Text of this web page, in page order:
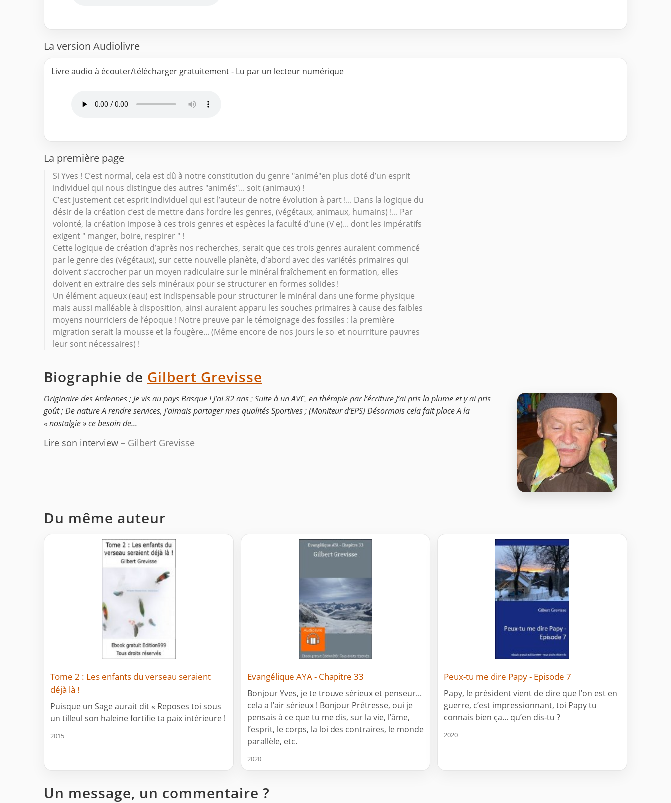
La version Audiolivre
Livre audio à écouter/télécharger gratuitement - Lu par un lecteur numérique
La première page
Si Yves ! C’est normal, cela est dû à notre constitution du genre "animé"en plus doté d’un esprit
individuel qui nous distingue des autres "animés"... soit (animaux) !
C’est justement cet esprit individuel qui est l’auteur de notre évolution à part !... Dans la logique du
désir de la création c’est de mettre dans l’ordre les genres, (végétaux, animaux, humains) !... Par
volonté, la création impose à ces trois genres et espèces la faculté d’une (Vie)... dont les impératifs
exigent " manger, boire, respirer " !
Cette logique de création d’après nos recherches, serait que ces trois genres auraient commencé
par le genre des (végétaux), sur cette nouvelle planète, d’abord avec des variétés primaires qui
doivent s’accrocher par un moyen radiculaire sur le minéral fraîchement en formation, elles
doivent en extraire des sels minéraux pour se structurer en formes solides !
Un élément aqueux (eau) est indispensable pour structurer le minéral dans une forme physique
mais aussi malléable à disposition, ainsi auraient apparu les souches primaires à cause des faibles
moyens nourriciers de l’époque ! Notre preuve par le témoignage des fossiles : la première
migration serait la mousse et la fougère... (Même encore de nos jours le sol et nourriture pauvres
leur sont nécessaires) !
Biographie de Gilbert Grevisse
Originaire des Ardennes ; Je vis au pays Basque ! J’ai 82 ans ; Suite à un AVC, en thérapie par l’écriture J’ai pris la plume et y ai pris
goût ; De nature A rendre services, j’aimais partager mes qualités Sportives ; (Moniteur d’EPS) Désormais cela fait place A la
« nostalgie » ce besoin de...
Lire son interview – Gilbert Grevisse
Du même auteur
Tome 2 : Les enfants du verseau seraient
déjà là !
Puisque un Sage aurait dit « Reposes toi sous
un tilleul son haleine fortifie ta paix intérieure !
2015
Evangélique AYA - Chapitre 33
Bonjour Yves, je te trouve sérieux et penseur...
cela a l’air sérieux ! Bonjour Prêtresse, oui je
pensais à ce que tu me dis, sur la vie, l’âme,
l’esprit, le corps, la loi des contraires, le monde
parallèle, etc.
2020
Peux-tu me dire Papy - Episode 7
Papy, le président vient de dire que l’on est en
guerre, c’est impressionnant, toi Papy tu
connais bien ça... qu’en dis-tu ?
2020
Un message, un commentaire ?